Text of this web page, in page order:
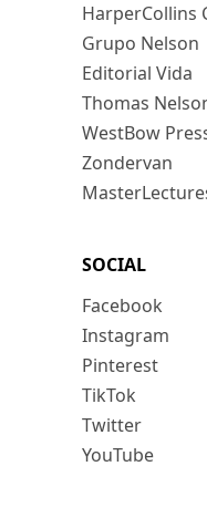
HarperCollins
Grupo Nelson
Editorial Vida
Thomas
WestBow
Zondervan
SOCIAL
Facebook
Instagram
Pinterest
TikTok
Twitter
YouTube